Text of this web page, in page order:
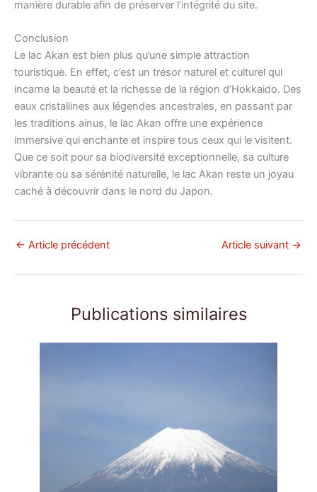
manière durable afin de préserver l’intégrité du site.
Conclusion
Le lac Akan est bien plus qu’une simple attraction
touristique. En effet, c’est un trésor naturel et culturel qui
incarne la beauté et la richesse de la région d’Hokkaido. Des
eaux cristallines aux légendes ancestrales, en passant par
les traditions ainus, le lac Akan offre une expérience
immersive qui enchante et inspire tous ceux qui le visitent.
Que ce soit pour sa biodiversité exceptionnelle, sa culture
vibrante ou sa sérénité naturelle, le lac Akan reste un joyau
caché à découvrir dans le nord du Japon.
← Article précédent Article suivant →
Publications similaires